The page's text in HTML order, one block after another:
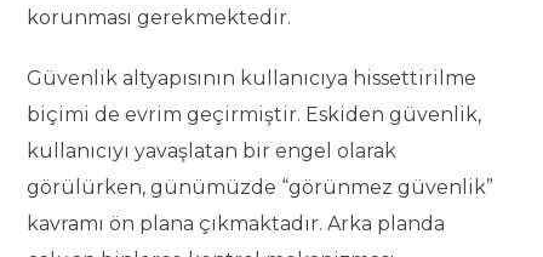
korunması gerekmektedir.
Güvenlik altyapısının kullanıcıya hissettirilme
biçimi de evrim geçirmiştir. Eskiden güvenlik,
kullanıcıyı yavaşlatan bir engel olarak
görülürken, günümüzde “görünmez güvenlik”
kavramı ön plana çıkmaktadır. Arka planda